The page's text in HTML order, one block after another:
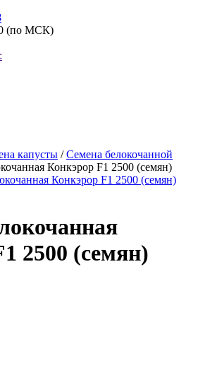
(по МСК)
капусты /Семена белокочанной
Конкэрор F1 2500 (семян)
2500 (семян)